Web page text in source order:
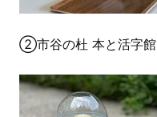
②市谷の杜 本と活字館